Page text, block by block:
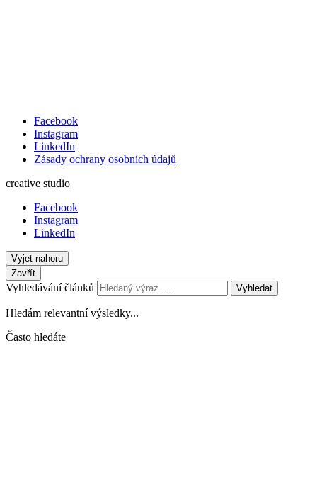
Facebook
Instagram
LinkedIn
Zásady ochrany osobních údajů
creative studio
Facebook
Instagram
LinkedIn
Vyjet nahoru
Zavřít
Vyhledávání článků Vyhledat
Hledám relevantní výsledky...
Často hledáte